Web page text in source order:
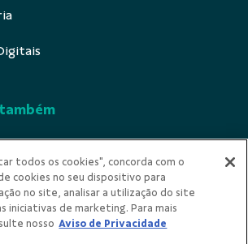
de Ilicitude
todos os cookies", concorda com o
cookies no seu dispositivo para
no site, analisar a utilização do site
iniciativas de marketing. Para mais
nosso Aviso de Privacidade